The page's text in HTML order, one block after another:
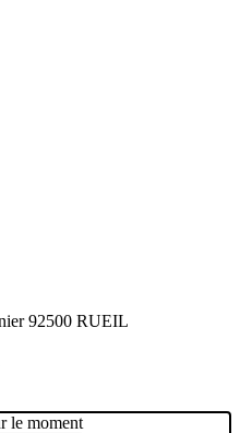
92500 RUEIL
le moment